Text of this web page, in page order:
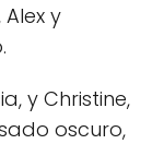
y
y Christine,
oscuro,